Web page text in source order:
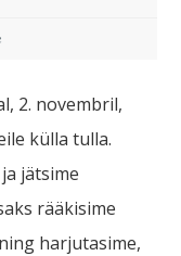
2. novembril,
külla tulla.
jätsime
rääkisime
harjutasime,